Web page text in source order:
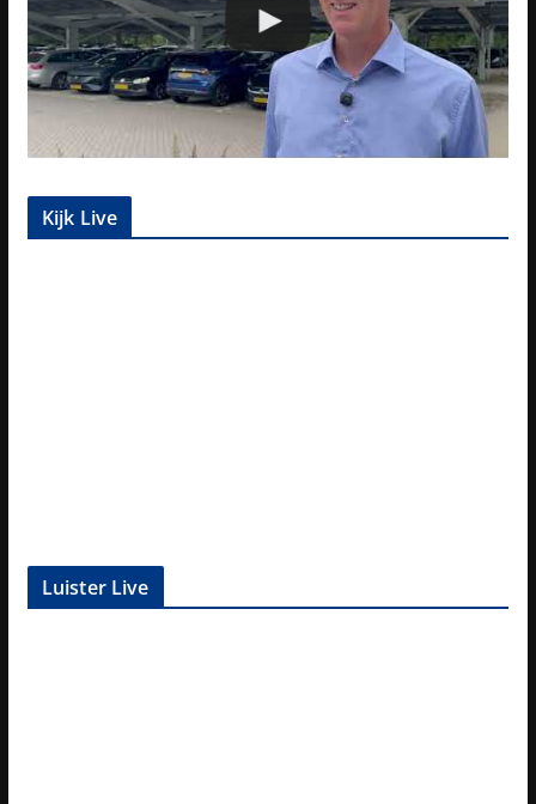
Kijk Live
Luister Live